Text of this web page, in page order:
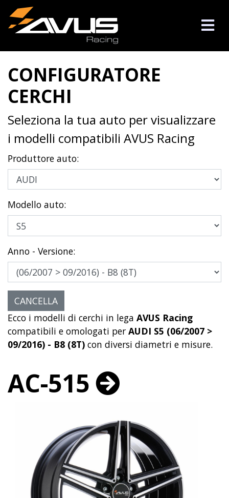
CONFIGURATORE
CERCHI
Seleziona la tua auto per visualizzare
i modelli compatibili AVUS Racing
Produttore auto:
Modello auto:
Anno - Versione:
Ecco i modelli di cerchi in lega AVUS Racing
compatibili e omologati per AUDI S5 (06/2007 >
09/2016) - B8 (8T) con diversi diametri e misure.
AC-515